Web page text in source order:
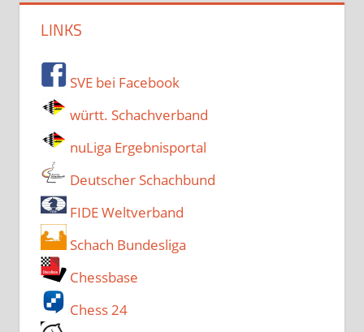
LINKS
SVE bei Facebook
württ. Schachverband
nuLiga Ergebnisportal
Deutscher Schachbund
FIDE Weltverband
Schach Bundesliga
Chessbase
Chess 24